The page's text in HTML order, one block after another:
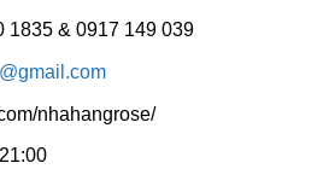
1835 & 0917 149 039
nhahangrose/